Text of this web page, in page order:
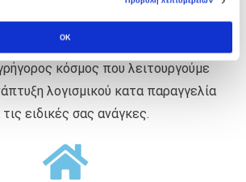
OK
Software
κόσμος που λειτουργούμε
λογισμικού κατα παραγγελία
τις ειδικές σας ανάγκες.